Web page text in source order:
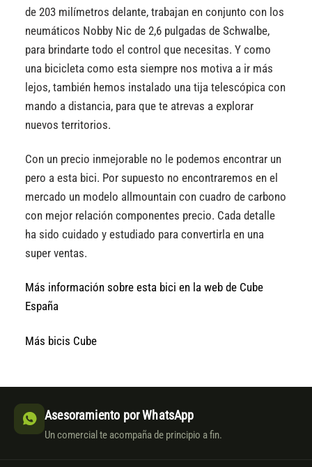
de 203 milímetros delante, trabajan en conjunto con los
neumáticos Nobby Nic de 2,6 pulgadas de Schwalbe,
para brindarte todo el control que necesitas. Y como
una bicicleta como esta siempre nos motiva a ir más
lejos, también hemos instalado una tija telescópica con
mando a distancia, para que te atrevas a explorar
nuevos territorios.
Con un precio inmejorable no le podemos encontrar un
pero a esta bici. Por supuesto no encontraremos en el
mercado un modelo allmountain con cuadro de carbono
con mejor relación componentes precio. Cada detalle
ha sido cuidado y estudiado para convertirla en una
super ventas.
Más información sobre esta bici en la web de Cube
España
Más bicis Cube
Asesoramiento por WhatsApp
Un comercial te acompaña de principio a fin.